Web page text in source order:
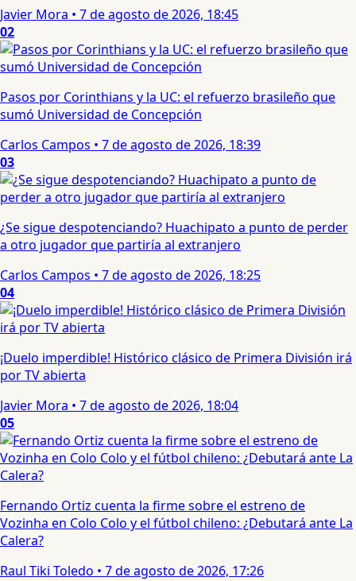
Javier Mora • 7 de agosto de 2026, 18:45
02
Pasos por Corinthians y la UC: el refuerzo brasileño que
sumó Universidad de Concepción
Carlos Campos • 7 de agosto de 2026, 18:39
03
¿Se sigue despotenciando? Huachipato a punto de perder
a otro jugador que partiría al extranjero
Carlos Campos • 7 de agosto de 2026, 18:25
04
¡Duelo imperdible! Histórico clásico de Primera División irá
por TV abierta
Javier Mora • 7 de agosto de 2026, 18:04
05
Fernando Ortiz cuenta la firme sobre el estreno de
Vozinha en Colo Colo y el fútbol chileno: ¿Debutará ante La
Calera?
Raul Tiki Toledo • 7 de agosto de 2026, 17:26